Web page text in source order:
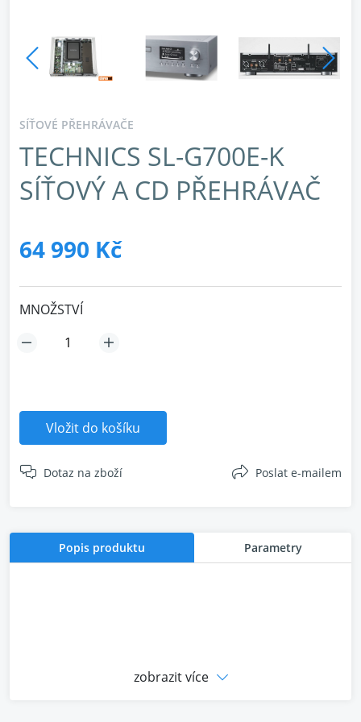
SÍŤOVÉ PŘEHRÁVAČE
TECHNICS SL-G700E-K
SÍŤOVÝ A CD PŘEHRÁVAČ
64 990 Kč
MNOŽSTVÍ
Vložit do košíku
Dotaz na zboží Poslat e-mailem
Popis produktu Parametry
zobrazit více